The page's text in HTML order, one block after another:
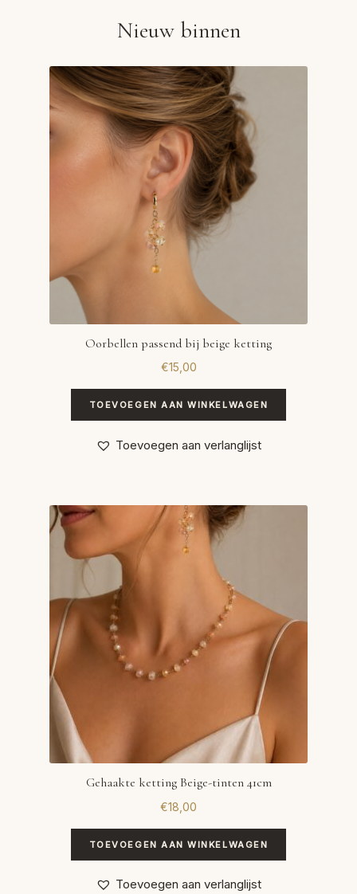
Nieuw binnen
Oorbellen passend bij beige ketting
€15,00
TOEVOEGEN AAN WINKELWAGEN
Toevoegen aan verlanglijst
Gehaakte ketting Beige-tinten 41cm
€18,00
TOEVOEGEN AAN WINKELWAGEN
Toevoegen aan verlanglijst